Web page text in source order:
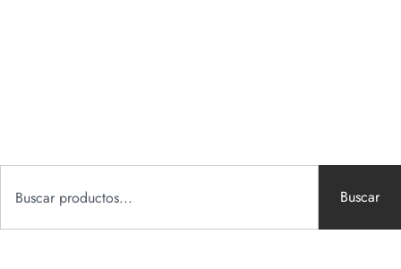
Buscar